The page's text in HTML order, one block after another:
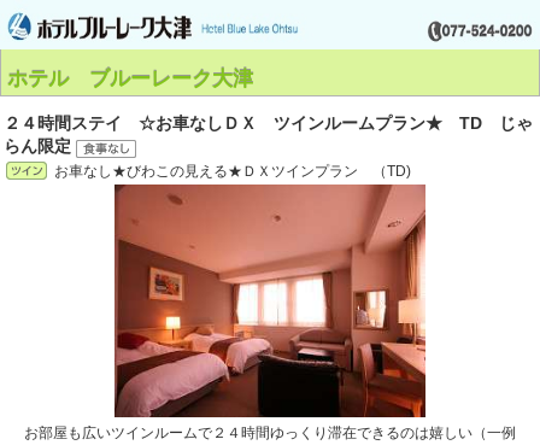
ホテル ブルーレーク大津
２４時間ステイ ☆お車なしＤＸ ツインルームプラン★ TD じゃ
らん限定
お車なし★びわこの見える★ＤＸツインプラン （TD)
お部屋も広いツインルームで２４時間ゆっくり滞在できるのは嬉しい（一例